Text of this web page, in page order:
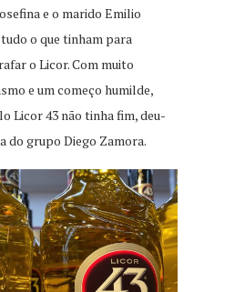
e o marido Emilio
o que tinham para
o Licor. Com muito
e um começo humilde,
Licor 43 não tinha fim, deu-
do grupo Diego Zamora.